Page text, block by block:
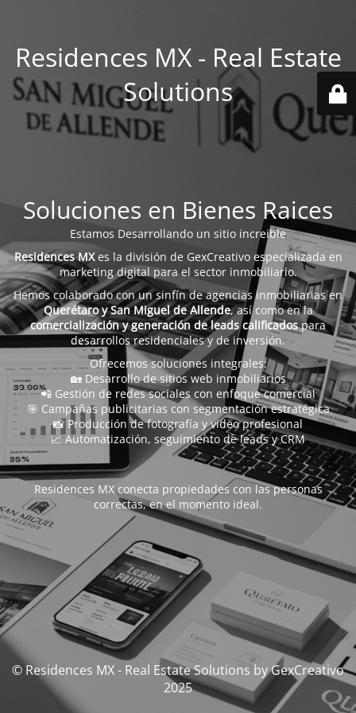
Residences MX - Real Estate
Solutions
Soluciones en Bienes Raices
Estamos Desarrollando un sitio increible
Residences MXes la división de GexCreativo especializada en
marketing digital para el sector inmobiliario.
Hemos colaborado con un sinfín de agencias inmobiliarias en
Querétaro y San Miguel de Allende, así como en la
comercialización y generación de leads calificadospara
desarrollos residenciales y de inversión.
Ofrecemos soluciones integrales:
🏡 Desarrollo de sitios web inmobiliarios
📲 Gestión de redes sociales con enfoque comercial
🎯 Campañas publicitarias con segmentación estratégica
📸 Producción de fotografía y video profesional
📈 Automatización, seguimiento de leads y CRM
Residences MX conecta propiedades con las personas
correctas, en el momento ideal.
© Residences MX - Real Estate Solutions by GexCreativo
2025